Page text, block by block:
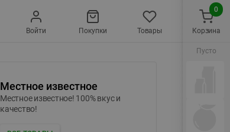
Войти Покупки Товары
Местное известное
Местное известное! 100% вкус и
качество!
Корзина
0
Пусто